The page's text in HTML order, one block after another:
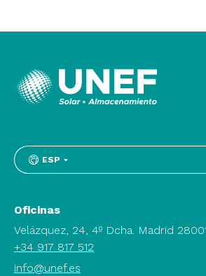
ESP
Oficinas
Velázquez, 24, 4º Dcha. Madrid
+34 917 817 512
info@unef.es